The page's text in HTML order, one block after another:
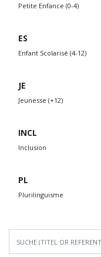
Petite Enfance (0-4)
ES
Enfant Scolarisé (4-12)
JE
Jeunesse (+12)
INCL
Inclusion
PL
Plurilinguisme